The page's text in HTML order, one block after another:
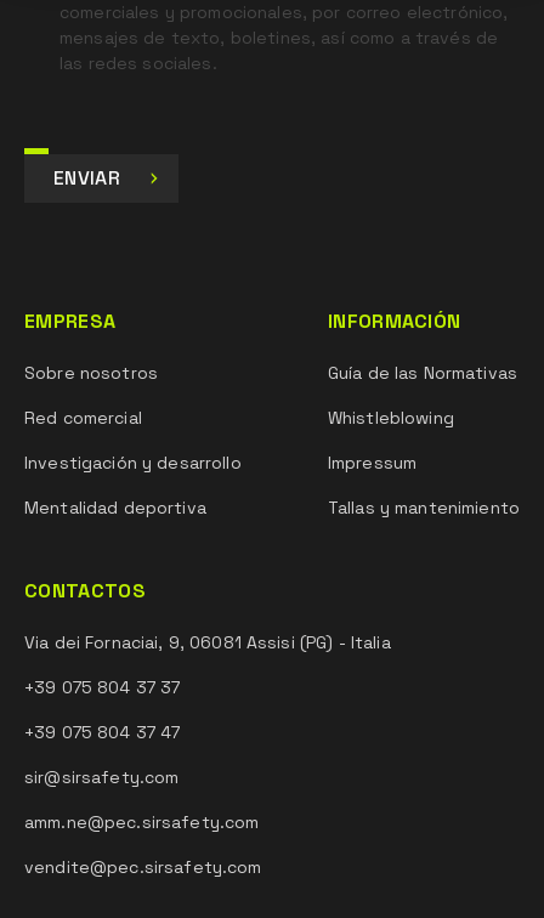
comerciales y promocionales, por correo electrónico,
mensajes de texto, boletines, así como a través de
las redes sociales.
ENVIAR
EMPRESA
Sobre nosotros
Red comercial
Investigación y desarrollo
Mentalidad deportiva
INFORMACIÓN
Guía de las Normativas
Whistleblowing
Impressum
Tallas y mantenimiento
CONTACTOS
Via dei Fornaciai, 9, 06081 Assisi (PG) - Italia
+39 075 804 37 37
+39 075 804 37 47
sir@sirsafety.com
amm.ne@pec.sirsafety.com
vendite@pec.sirsafety.com